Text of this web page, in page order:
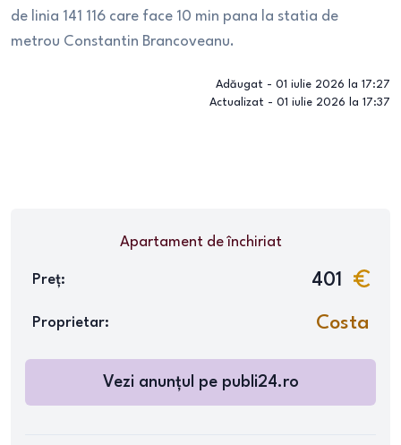
de linia 141 116 care face 10 min pana la statia de
metrou Constantin Brancoveanu.
Adăugat - 01 iulie 2026 la 17:27
Actualizat - 01 iulie 2026 la 17:37
Apartamentde închiriat
Preț: 401
Proprietar: Costa
Vezi anunțul pe publi24.ro